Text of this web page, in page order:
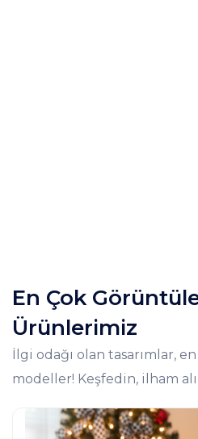
En Çok
Ürünlerimiz
İlgi odağı olan tasarımlar,
modeller! Keşfedin, ilham